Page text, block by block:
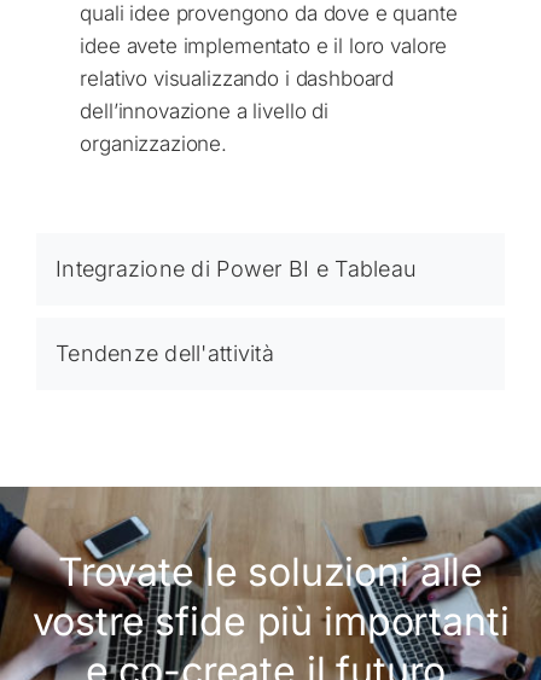
quali idee provengono da dove e quante
idee avete implementato e il loro valore
relativo visualizzando i dashboard
dell’innovazione a livello di
organizzazione.
Integrazione di Power BI e Tableau
Tendenze dell'attività
Trovate le soluzioni alle
vostre sfide più importanti